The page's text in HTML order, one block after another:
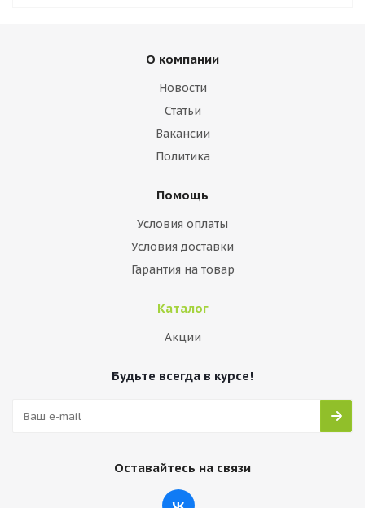
О компании
Новости
Статьи
Вакансии
Политика
Помощь
Условия оплаты
Условия доставки
Гарантия на товар
Каталог
Акции
Будьте всегда в курсе!
Оставайтесь на связи